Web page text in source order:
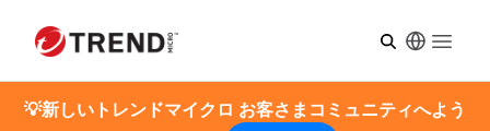
Open
💡新しいトレンドマイクロ お客さまコミュニティへよう